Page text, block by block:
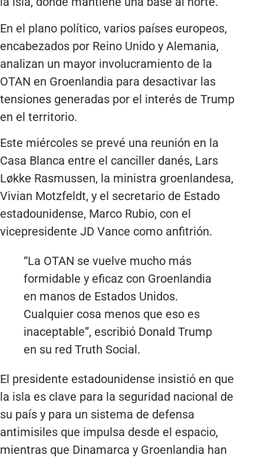
En el plano político, varios países europeos,
encabezados por Reino Unido y Alemania,
analizan un mayor involucramiento de la
OTAN en Groenlandia para desactivar las
tensiones generadas por el interés de Trump
en el territorio.
Este miércoles se prevé una reunión en la
Casa Blanca entre el canciller danés, Lars
Løkke Rasmussen, la ministra groenlandesa,
Vivian Motzfeldt, y el secretario de Estado
estadounidense, Marco Rubio, con el
vicepresidente JD Vance como anfitrión.
“La OTAN se vuelve mucho más
formidable y eficaz con Groenlandia
en manos de Estados Unidos.
Cualquier cosa menos que eso es
inaceptable”, escribió Donald Trump
en su red Truth Social.
El presidente estadounidense insistió en que
la isla es clave para la seguridad nacional de
su país y para un sistema de defensa
antimisiles que impulsa desde el espacio,
mientras que Dinamarca y Groenlandia han